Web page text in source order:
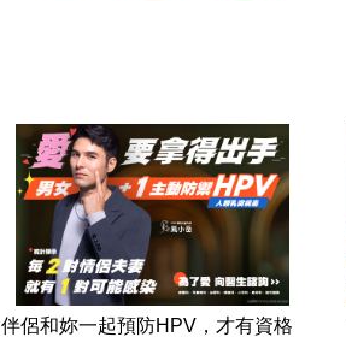
伴侶和妳一起預防HPV，才有資格